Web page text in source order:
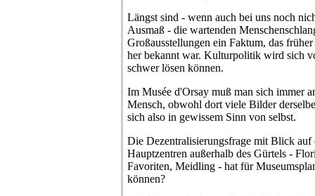
Längst sind - wenn auch bei uns noch
Ausmaß - die wartenden
Großausstellungen ein Faktum, das
her bekannt war. Kulturpolitik wird sich
schwer lösen können.
Im Musée d'Orsay muß man sich immer
Mensch, obwohl dort viele Bilder
sich also in gewissem Sinn von selbst.
Die Dezentralisierungsfrage mit Blick auf
Hauptzentren außerhalb des Gürtels -
Favoriten, Meidling - hat für
können?